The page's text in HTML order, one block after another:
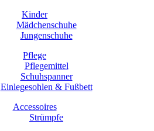
Kinder
Mädchenschuhe
Jungenschuhe
Pflege
Pflegemittel
Schuhspanner
Einlegesohlen & Fußbett
Accessoires
Strümpfe